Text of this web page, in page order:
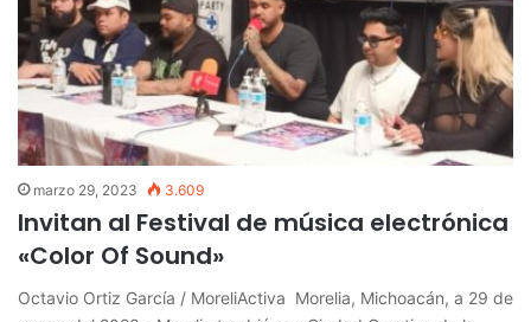
marzo 29, 2023 3.609
Invitan al Festival de música electrónica
«Color Of Sound»
Octavio Ortiz García / MoreliActiva Morelia, Michoacán, a 29 de